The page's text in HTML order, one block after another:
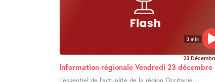
3 min
23
Information régionale Vendredi 23 décembre